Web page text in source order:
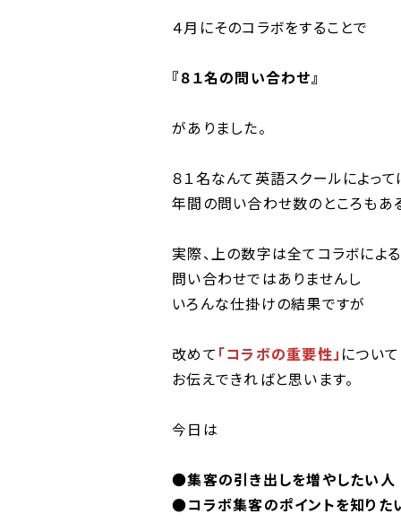
４月にそのコラボをすることで
『８１名の問い合わせ』
がありました。
８１名なんて英語スクールによって
年間の問い合わせ数のところもあ
実際、上の数字は全てコラボによる
問い合わせではありませんし
いろんな仕掛けの結果ですが
改めて 「コラボの重要性」 について
お伝えできればと思います。
今日は
●集客の引き出しを増やしたい人
●コラボ集客のポイントを知りた